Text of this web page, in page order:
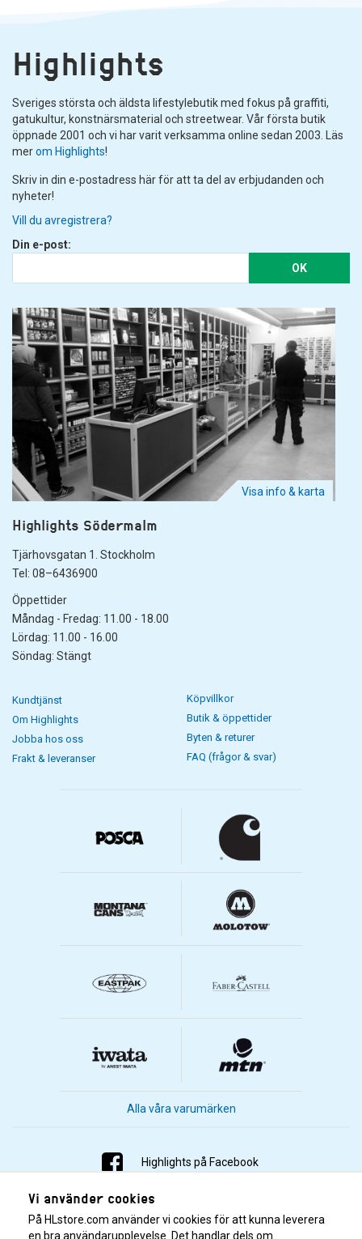
Highlights
Sveriges största och äldsta lifestylebutik med fokus på graffiti,
gatukultur, konstnärsmaterial och streetwear. Vår första butik
öppnade 2001 och vi har varit verksamma online sedan 2003. Läs
merom Highlights!
Skriv in din e-postadress här för att ta del av erbjudanden och
nyheter!
Vill du avregistrera?
Din e-post:
OK
Visa info & karta
Highlights Södermalm
Tjärhovsgatan 1. Stockholm
Tel: 08–6436900
Öppettider
Måndag - Fredag: 11.00 - 18.00
Lördag: 11.00 - 16.00
Söndag: Stängt
Kundtjänst
Om Highlights
Jobba hos oss
Frakt & leveranser
Köpvillkor
Butik & öppettider
Byten & returer
FAQ (frågor & svar)
Alla våra varumärken
Highlights på Facebook
Highlights på Instagram
Highlights på Youtube
Vi använder cookies
På HLstore.com använder vi cookies för att kunna leverera
en bra användarupplevelse. Det handlar dels om